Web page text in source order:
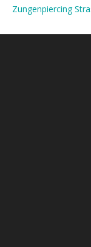
Zungenpiercing